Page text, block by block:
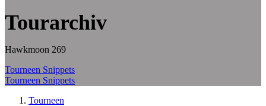
Tourarchiv
Hawkmoon 269
Tourneen Snippets
Tourneen Snippets
Tourneen